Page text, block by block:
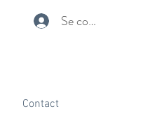
Se connecter
Contact